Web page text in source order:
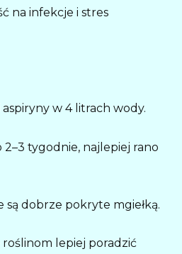
na infekcje i stres
w 4 litrach wody.
tygodnie, najlepiej rano
są dobrze pokryte mgiełką.
lepiej poradzić